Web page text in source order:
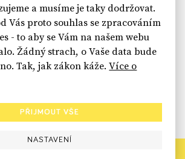
Její členské organizace však dál
a musíme je taky dodržovat.
Vás proto souhlas se zpracováním
- to aby se Vám na našem webu
Žádný strach, o Vaše data bude
Tak, jak zákon káže.Více o
PŘIJMOUT VŠE
NASTAVENÍ